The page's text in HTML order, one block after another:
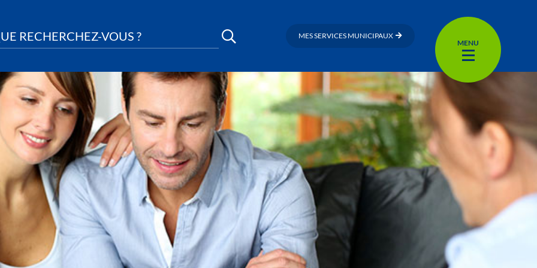
RECHERCHEZ-VOUS ? MES SERVICES MUNICIPAUX
MENU